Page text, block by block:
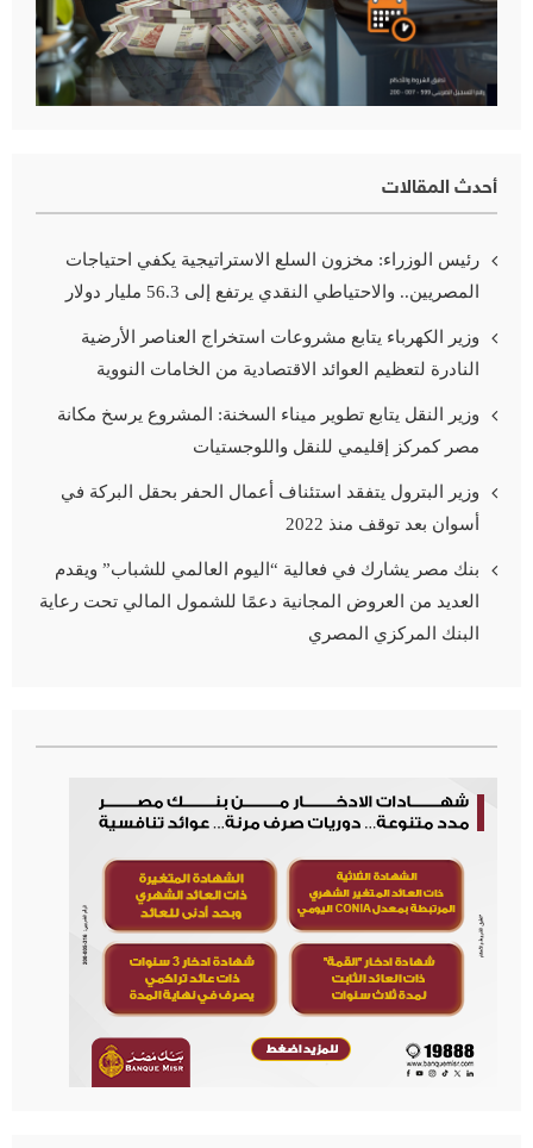
أحدث المقالات
رئيس الوزراء: مخزون السلع الاستراتيجية يكفي احتياجات
المصريين.. والاحتياطي النقدي يرتفع إلى 56.3 مليار دولار
وزير الكهرباء يتابع مشروعات استخراج العناصر الأرضية
النادرة لتعظيم العوائد الاقتصادية من الخامات النووية
وزير النقل يتابع تطوير ميناء السخنة: المشروع يرسخ مكانة
مصر كمركز إقليمي للنقل واللوجستيات
وزير البترول يتفقد استئناف أعمال الحفر بحقل البركة في
أسوان بعد توقف منذ 2022
بنك مصر يشارك في فعالية “اليوم العالمي للشباب” ويقدم
العديد من العروض المجانية دعمًا للشمول المالي تحت رعاية
البنك المركزي المصري